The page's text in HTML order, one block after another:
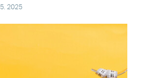
2025